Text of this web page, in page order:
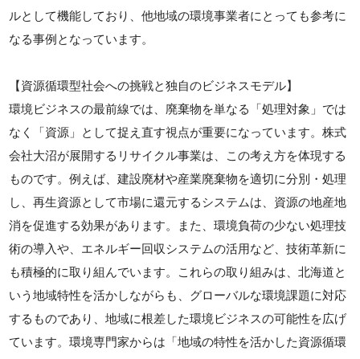
ルとして機能しており、他地域の環境事業者にとっても参考に
なる事例となっています。
【資源循環型社会への挑戦と独自のビジネスモデル】
環境ビジネスの最前線では、廃棄物を単なる「処理対象」では
なく「資源」として捉え直す視点が重要になっています。株式
会社大沼が展開するリサイクル事業は、この考え方を体現する
ものです。例えば、建設廃材や産業廃棄物を適切に分別・処理
し、再生資源として市場に還元するシステムは、資源の地産地
消を促進する効果があります。また、環境負荷の少ない処理技
術の導入や、エネルギー回収システムの活用など、技術革新に
も積極的に取り組んでいます。これらの取り組みは、北海道と
いう地域特性を活かしながらも、グローバルな環境課題に対応
するものであり、地域に根差した環境ビジネスの可能性を広げ
ています。環境専門家からは「地域の特性を活かした資源循環